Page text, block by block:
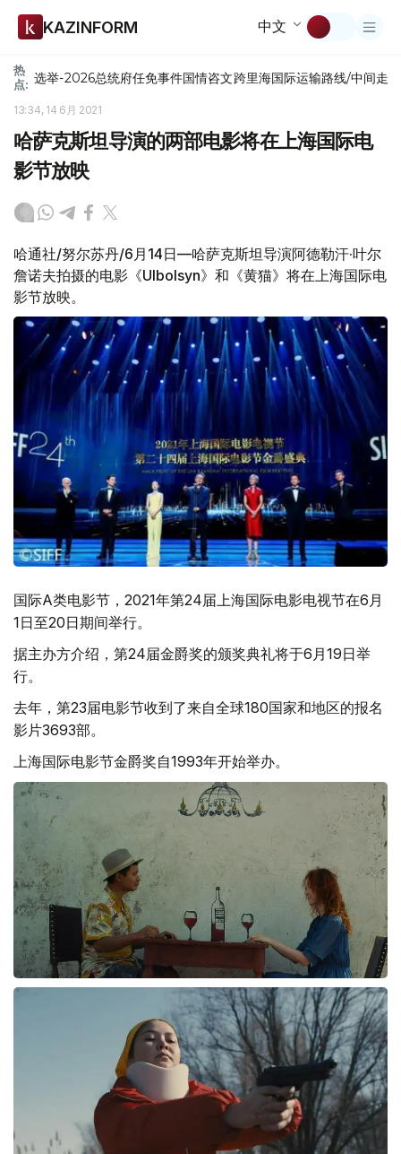
KAZINFORM 中文
热
点: 选举-2026总统府任免事件国情咨文跨里海国际运输路线/中间走廊
13:34, 14 6月 2021
哈萨克斯坦导演的两部电影将在上海国际电
影节放映
哈通社/努尔苏丹/6月14日—哈萨克斯坦导演阿德勒汗·叶尔
詹诺夫拍摄的电影《Ulbolsyn》和《黄猫》将在上海国际电
影节放映。
国际A类电影节，2021年第24届上海国际电影电视节在6月
1日至20日期间举行。
据主办方介绍，第24届金爵奖的颁奖典礼将于6月19日举
行。
去年，第23届电影节收到了来自全球180国家和地区的报名
影片3693部。
上海国际电影节金爵奖自1993年开始举办。